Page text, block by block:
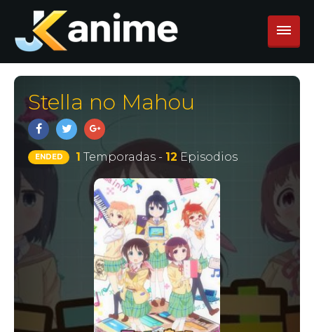
Stella no Mahou
ENDED 1 Temporadas - 12 Episodios